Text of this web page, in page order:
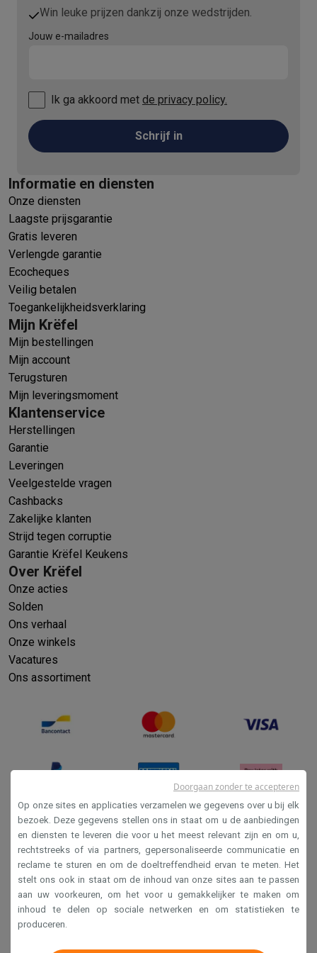
Win leuke prijzen dankzij onze wedstrijden.
Jouw e-mailadres
Ik ga akkoord met de privacy policy.
Schrijf in
Informatie en diensten
Onze diensten
Laagste prijsgarantie
Gratis leveren
Verlengde garantie
Ecocheques
Veilig betalen
Toegankelijkheidsverklaring
Mijn Krëfel
Mijn bestellingen
Mijn account
Terugsturen
Mijn leveringsmoment
Klantenservice
Herstellingen
Garantie
Leveringen
Veelgestelde vragen
Cashbacks
Zakelijke klanten
Strijd tegen corruptie
Garantie Krëfel Keukens
Over Krëfel
Onze acties
Solden
Ons verhaal
Onze winkels
Vacatures
Ons assortiment
Verkoopsvoorwaarden
Privacy
Disclaimer
Cookies
Op onze sites en applicaties verzamelen we gegevens over u bij elk
bezoek. Deze gegevens stellen ons in staat om u de aanbiedingen
en diensten te leveren die voor u het meest relevant zijn en om u,
rechtstreeks of via partners, gepersonaliseerde communicatie en
reclame te sturen en om de doeltreffendheid ervan te meten. Het
stelt ons ook in staat om de inhoud van onze sites aan te passen
aan uw voorkeuren, om het voor u gemakkelijker te maken om
inhoud te delen op sociale netwerken en om statistieken te
produceren.
Doorgaan zonder te accepteren